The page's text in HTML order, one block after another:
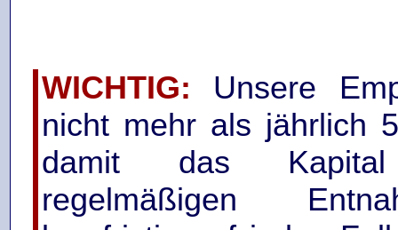
WICHTIG:
Unsere
nicht mehr als jährlich
damit das
regelmäßigen